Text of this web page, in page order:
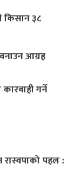
किसान ३८
आग्रह
गर्ने
रास्वपाको पहल :